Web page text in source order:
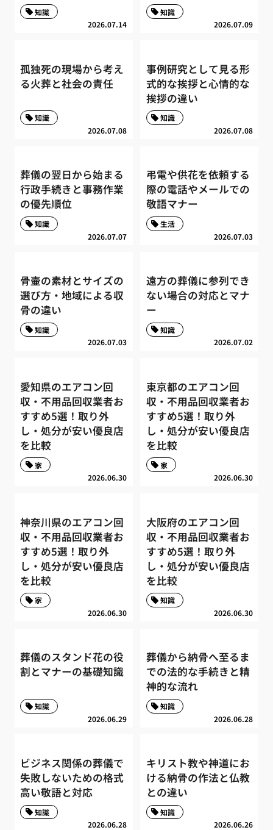
2026.07.14
知識
2026.07.09
知識
孤独死の現場から考え
る火葬と社会の責任
2026.07.08
知識
事例研究として見る形
式的な挨拶と心情的な
挨拶の違い
2026.07.08
知識
葬儀の翌日から始まる
行政手続きと事務作業
の優先順位
2026.07.07
知識
弔電や供花を依頼する
際の電話やメールでの
敬語マナー
2026.07.03
生活
骨壷の素材とサイズの
選び方・地域による収
骨の違い
2026.07.03
知識
遠方の葬儀に参列でき
ない場合の対応とマナ
ー
2026.07.02
知識
愛知県のエアコン回
収・不用品回収業者お
すすめ5選！取り外
し・処分が安い優良店
を比較
2026.06.30
家
東京都のエアコン回
収・不用品回収業者お
すすめ5選！取り外
し・処分が安い優良店
を比較
2026.06.30
家
神奈川県のエアコン回
収・不用品回収業者お
すすめ5選！取り外
し・処分が安い優良店
を比較
2026.06.30
家
大阪府のエアコン回
収・不用品回収業者お
すすめ5選！取り外
し・処分が安い優良店
を比較
2026.06.30
知識
葬儀のスタンド花の役
割とマナーの基礎知識
2026.06.29
知識
葬儀から納骨へ至るま
での法的な手続きと精
神的な流れ
2026.06.28
知識
ビジネス関係の葬儀で
失敗しないための格式
高い敬語と対応
2026.06.28
知識
キリスト教や神道にお
ける納骨の作法と仏教
との違い
2026.06.26
知識